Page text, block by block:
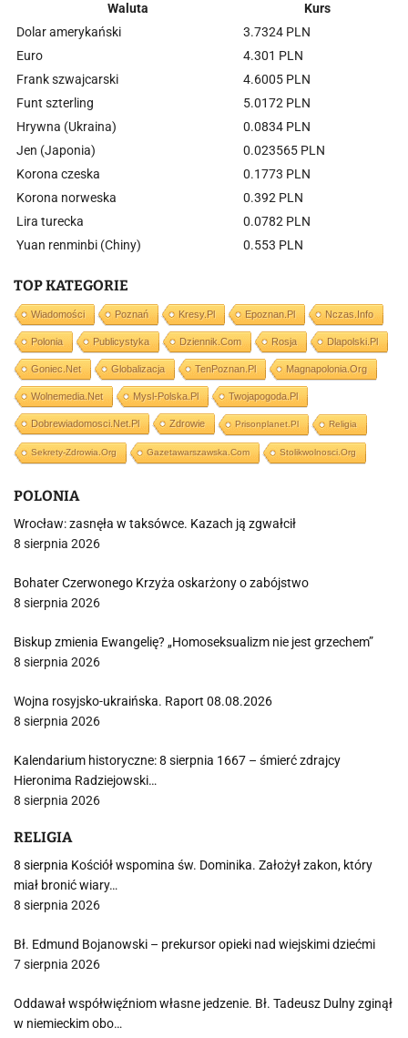
Waluta
Kurs
Dolar amerykański
3.7324 PLN
Euro
4.301 PLN
Frank szwajcarski
4.6005 PLN
Funt szterling
5.0172 PLN
Hrywna (Ukraina)
0.0834 PLN
Jen (Japonia)
0.023565 PLN
Korona czeska
0.1773 PLN
Korona norweska
0.392 PLN
Lira turecka
0.0782 PLN
Yuan renminbi (Chiny)
0.553 PLN
TOP KATEGORIE
Wiadomości Poznań Kresy.pl Epoznan.pl Nczas.info
Polonia Publicystyka Dziennik.com Rosja Dlapolski.pl
Goniec.net Globalizacja TenPoznan.pl Magnapolonia.org
Wolnemedia.net Mysl-Polska.pl Twojapogoda.pl
Dobrewiadomosci.net.pl Zdrowie Prisonplanet.pl Religia
Sekrety-Zdrowia.org Gazetawarszawska.com Stolikwolnosci.org
POLONIA
Wrocław: zasnęła w taksówce. Kazach ją zgwałcił
8 sierpnia 2026
Bohater Czerwonego Krzyża oskarżony o zabójstwo
8 sierpnia 2026
Biskup zmienia Ewangelię? „Homoseksualizm nie jest grzechem”
8 sierpnia 2026
Wojna rosyjsko-ukraińska. Raport 08.08.2026
8 sierpnia 2026
Kalendarium historyczne: 8 sierpnia 1667 – śmierć zdrajcy
Hieronima Radziejowski…
8 sierpnia 2026
RELIGIA
8 sierpnia Kościół wspomina św. Dominika. Założył zakon, który
miał bronić wiary…
8 sierpnia 2026
Bł. Edmund Bojanowski – prekursor opieki nad wiejskimi dziećmi
7 sierpnia 2026
Oddawał współwięźniom własne jedzenie. Bł. Tadeusz Dulny zginął
w niemieckim obo…